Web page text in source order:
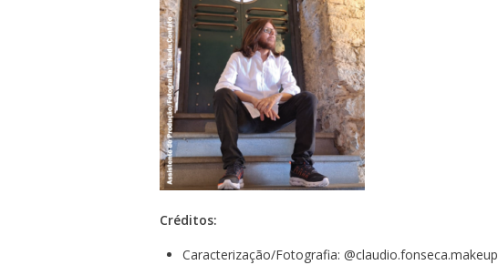
Créditos:
Caracterização/Fotografia: @claudio.fonseca.makeup